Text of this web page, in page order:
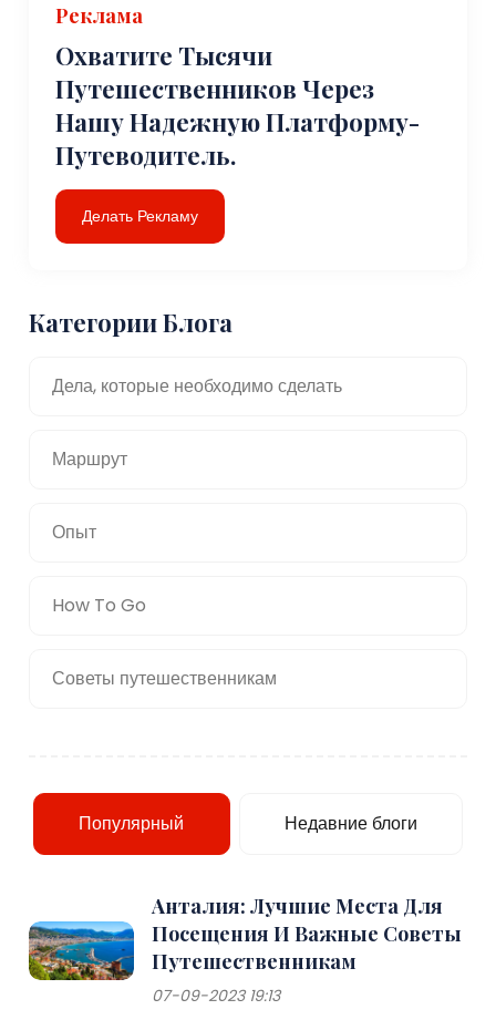
Реклама
Охватите Тысячи
Путешественников Через
Нашу Надежную Платформу-
Путеводитель.
Делать Рекламу
Категории Блога
Дела, которые необходимо сделать
Маршрут
Опыт
How To Go
Советы путешественникам
Популярный Недавние блоги
Анталия: Лучшие Места Для
Посещения И Важные Советы
Путешественникам
07-09-2023 19:13